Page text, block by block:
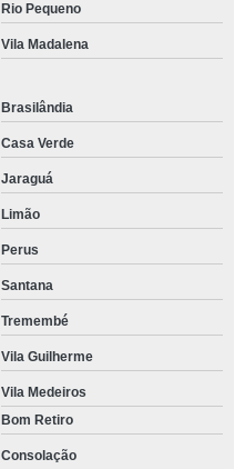
Rio Pequeno
Vila Madalena
Brasilândia
Casa Verde
Jaraguá
Limão
Perus
Santana
Tremembé
Vila Guilherme
Vila Medeiros
Bom Retiro
Consolação